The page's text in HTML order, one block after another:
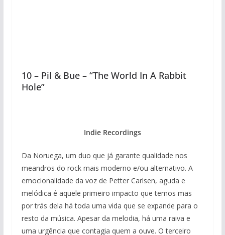
10 – Pil & Bue – “The World In A Rabbit
Hole”
Indie Recordings
Da Noruega, um duo que já garante qualidade nos
meandros do rock mais moderno e/ou alternativo. A
emocionalidade da voz de Petter Carlsen, aguda e
melódica é aquele primeiro impacto que temos mas
por trás dela há toda uma vida que se expande para o
resto da música. Apesar da melodia, há uma raiva e
uma urgência que contagia quem a ouve. O terceiro